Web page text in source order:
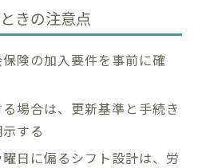
きの注意点
険の加入要件を事前に確
場合は、更新基準と手続き
する
日に偏るシフト設計は、労